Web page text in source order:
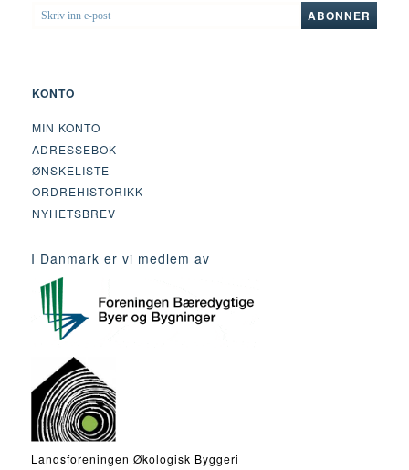
SKRIV
INN
ABONNER
KONTO
MIN KONTO
ADRESSEBOK
ØNSKELISTE
ORDREHISTORIKK
NYHETSBREV
I Danmark er vi medlem av
Landsforeningen Økologisk Byggeri